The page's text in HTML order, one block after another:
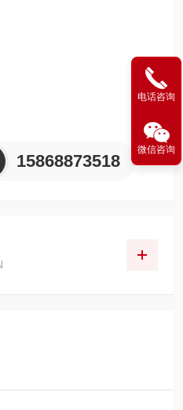
15868873518
电话咨询
微信咨询